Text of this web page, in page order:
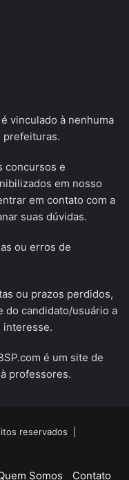
vinculado à nenhuma
prefeituras.
concursos e
em nosso
em contato com a
suas dúvidas.
ou erros de
ou prazos perdidos,
do candidato/usuário a
interesse.
é um site de
professores.
reservados |
Somos Contato